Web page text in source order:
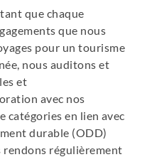
que chaque
que nous
pour un tourisme
nous auditons et
et
avec nos
catégories en lien avec
durable (ODD)
rendons régulièrement